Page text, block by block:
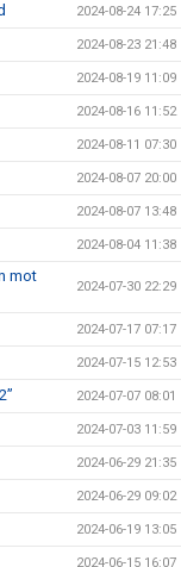
2024-08-24 17:25
2024-08-23 21:48
2024-08-19 11:09
2024-08-16 11:52
2024-08-11 07:30
2024-08-07 20:00
2024-08-07 13:48
2024-08-04 11:38
mot
2024-07-30 22:29
2024-07-17 07:17
2024-07-15 12:53
2024-07-07 08:01
2024-07-03 11:59
2024-06-29 21:35
2024-06-29 09:02
2024-06-19 13:05
2024-06-15 16:07